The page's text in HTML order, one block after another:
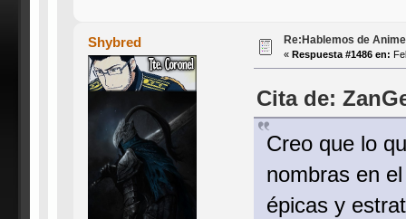
Shybred Re:Hablemos de
« Respuesta #1486 en:
Cita de:
Creo que lo
nombras en
épicas y